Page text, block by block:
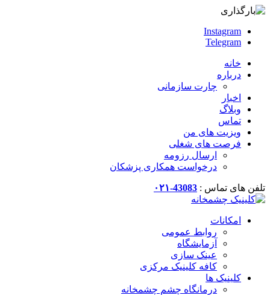
Instagram
Telegram
خانه
درباره
چارت سازمانی
اخبار
وبلاگ
تماس
ویزیت های من
فرصت های شغلی
ارسال رزومه
درخواست همکاری پزشکان
تلفن های تماس : 43083-۰۲۱
امکانات
روابط عمومی
آزمایشگاه
عینک سازی
کافه کلینیک مرکزی
کلینیک ها
درمانگاه چشم چشمخانه